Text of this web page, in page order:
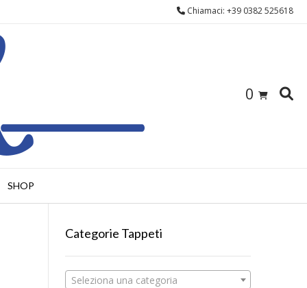
Chiamaci: +39 0382 525618
0
SHOP
Categorie Tappeti
Seleziona una categoria